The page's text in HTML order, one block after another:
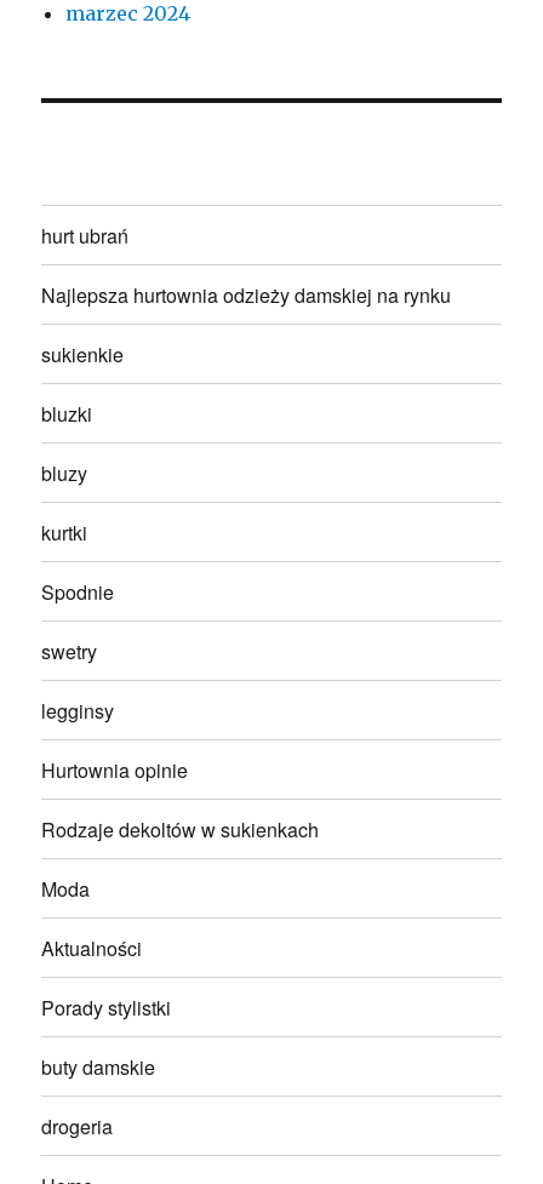
marzec 2024
hurt ubrań
Najlepsza hurtownia odzieży damskiej na rynku
sukienkie
bluzki
bluzy
kurtki
Spodnie
swetry
legginsy
Hurtownia opinie
Rodzaje dekoltów w sukienkach
Moda
Aktualności
Porady stylistki
buty damskie
drogeria